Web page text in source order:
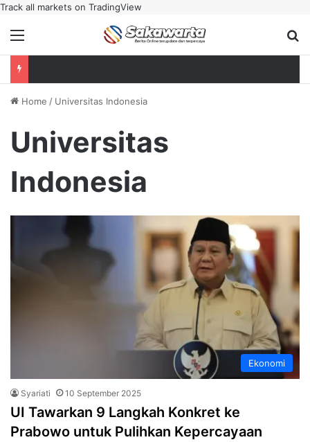
Track all markets on TradingView
Menu
Home / Universitas Indonesia
Universitas
Indonesia
Ekonomi
Syariati 10 September 2025
UI Tawarkan 9 Langkah Konkret ke
Prabowo untuk Pulihkan Kepercayaan